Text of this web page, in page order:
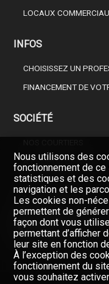
LOCAUX
INFOS
CHOISISSEZ UN
FINANCEMENT DE
SOCIÉTÉ
À PROPOS DE NOUS
GAZETTE
FORMULAIRE DE
Nous utilisons des
fonctionnement de
statistiques et des
navigation et les
Les cookies non-
permettent de
façon dont vous
permettant d’afficher
leur site en fonction
À l’exception des
fonctionnement du
vous souhaitez